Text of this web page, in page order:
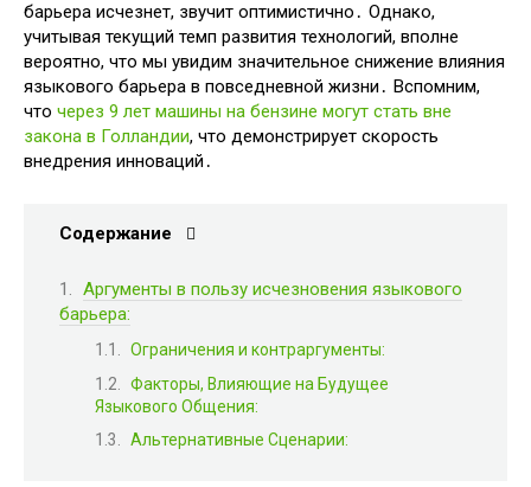
барьера исчезнет, звучит оптимистично․ Однако,
учитывая текущий темп развития технологий, вполне
вероятно, что мы увидим значительное снижение влияния
языкового барьера в повседневной жизни․ Вспомним,
что через 9 лет машины на бензине могут стать вне
закона в Голландии, что демонстрирует скорость
внедрения инноваций․
Содержание
Аргументы в пользу исчезновения языкового
барьера:
Ограничения и контраргументы:
Факторы, Влияющие на Будущее
Языкового Общения:
Альтернативные Сценарии: